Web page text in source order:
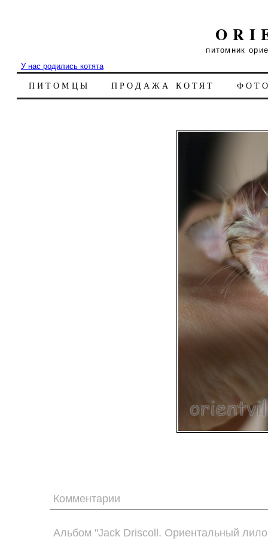
питомник
У нас родились котята
ПИТОМЦЫ ПРОДАЖА КОТЯТ
Комментарии
Альбом "Jack Driscoll. Ориентальный